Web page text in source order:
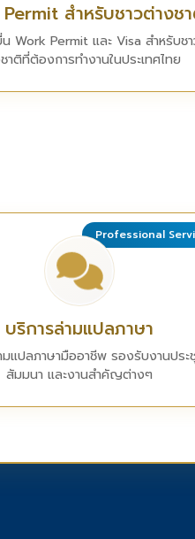
สำหรับชาวต่างช
Work Permit และ Visa สำหรับช
าติที่ต้องการทำงานในประเทศไทย
Professional
บริการล่ามแปลภาษา
มแปลภาษามืออาชีพ รองรับงานประ
สัมมนา และงานสำคัญต่างๆ